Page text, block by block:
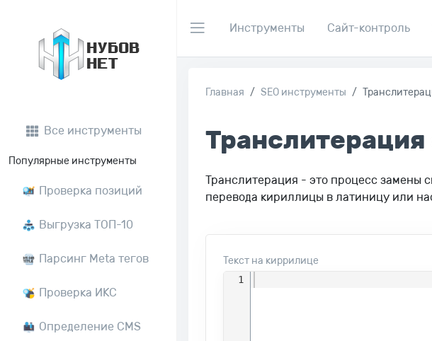
Инструменты Сайт-контроль
НУБОВ
НЕТ
Все инструменты
Популярные инструменты
Проверка позиций
Выгрузка ТОП-10
Парсинг Meta тегов
Проверка ИКС
Определение CMS
Главная SEO инструменты
Транслитерация - это процесс замены
перевода кириллицы в латиницу или
Текст на киррилице
1